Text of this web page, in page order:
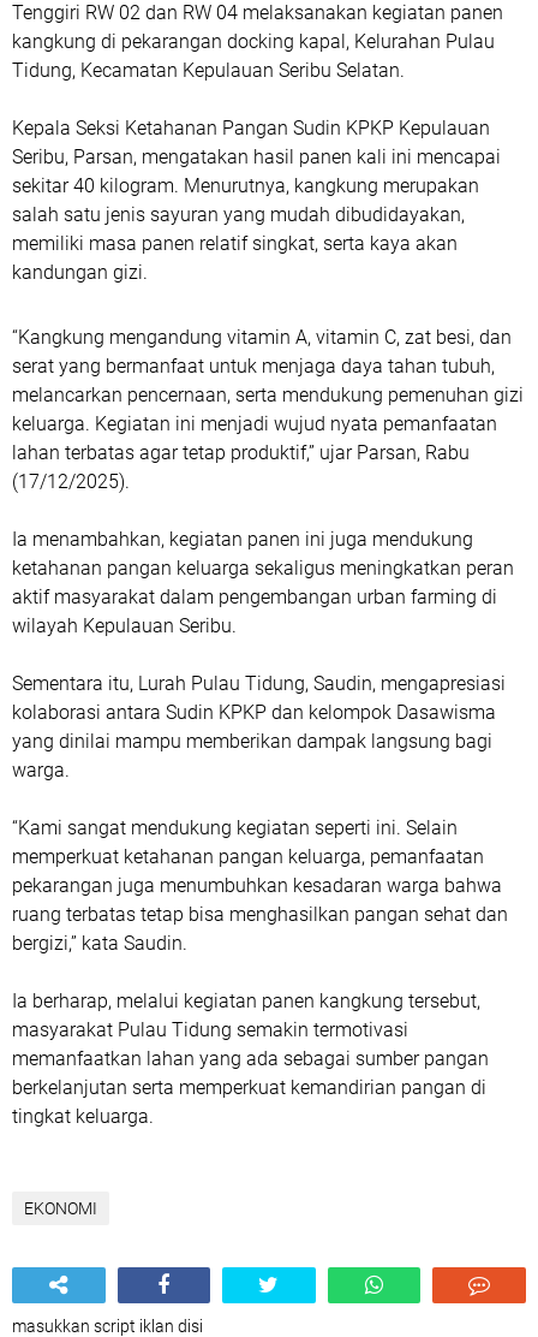
Tenggiri RW 02 dan RW 04 melaksanakan kegiatan panen
kangkung di pekarangan docking kapal, Kelurahan Pulau
Tidung, Kecamatan Kepulauan Seribu Selatan.
Kepala Seksi Ketahanan Pangan Sudin KPKP Kepulauan
Seribu, Parsan, mengatakan hasil panen kali ini mencapai
sekitar 40 kilogram. Menurutnya, kangkung merupakan
salah satu jenis sayuran yang mudah dibudidayakan,
memiliki masa panen relatif singkat, serta kaya akan
kandungan gizi.
“Kangkung mengandung vitamin A, vitamin C, zat besi, dan
serat yang bermanfaat untuk menjaga daya tahan tubuh,
melancarkan pencernaan, serta mendukung pemenuhan gizi
keluarga. Kegiatan ini menjadi wujud nyata pemanfaatan
lahan terbatas agar tetap produktif,” ujar Parsan, Rabu
(17/12/2025).
Ia menambahkan, kegiatan panen ini juga mendukung
ketahanan pangan keluarga sekaligus meningkatkan peran
aktif masyarakat dalam pengembangan urban farming di
wilayah Kepulauan Seribu.
Sementara itu, Lurah Pulau Tidung, Saudin, mengapresiasi
kolaborasi antara Sudin KPKP dan kelompok Dasawisma
yang dinilai mampu memberikan dampak langsung bagi
warga.
“Kami sangat mendukung kegiatan seperti ini. Selain
memperkuat ketahanan pangan keluarga, pemanfaatan
pekarangan juga menumbuhkan kesadaran warga bahwa
ruang terbatas tetap bisa menghasilkan pangan sehat dan
bergizi,” kata Saudin.
Ia berharap, melalui kegiatan panen kangkung tersebut,
masyarakat Pulau Tidung semakin termotivasi
memanfaatkan lahan yang ada sebagai sumber pangan
berkelanjutan serta memperkuat kemandirian pangan di
tingkat keluarga.
EKONOMI
masukkan script iklan disi